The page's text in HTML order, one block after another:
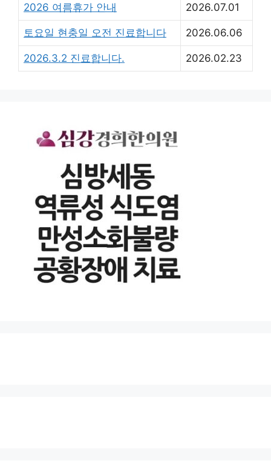
2026 여름휴가 안내 2026.07.01
토요일 현충일 오전 진료합니다 2026.06.06
2026.3.2 진료합니다. 2026.02.23